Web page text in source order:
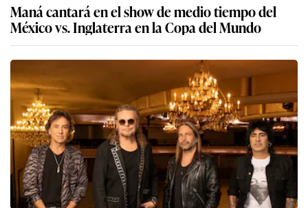
Maná cantará en el show de medio tiempo del
México vs. Inglaterra en la Copa del Mundo